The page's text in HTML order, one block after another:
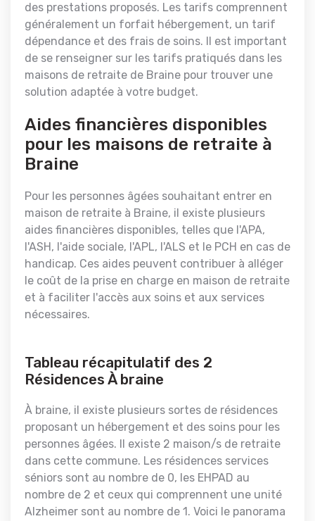
des prestations proposés. Les tarifs comprennent
généralement un forfait hébergement, un tarif
dépendance et des frais de soins. Il est important
de se renseigner sur les tarifs pratiqués dans les
maisons de retraite de Braine pour trouver une
solution adaptée à votre budget.
Aides financières disponibles
pour les maisons de retraite à
Braine
Pour les personnes âgées souhaitant entrer en
maison de retraite à Braine, il existe plusieurs
aides financières disponibles, telles que l'APA,
l'ASH, l'aide sociale, l'APL, l'ALS et le PCH en cas de
handicap. Ces aides peuvent contribuer à alléger
le coût de la prise en charge en maison de retraite
et à faciliter l'accès aux soins et aux services
nécessaires.
Tableau récapitulatif des 2
Résidences À braine
À braine, il existe plusieurs sortes de résidences
proposant un hébergement et des soins pour les
personnes âgées. Il existe 2 maison/s de retraite
dans cette commune. Les résidences services
séniors sont au nombre de 0, les EHPAD au
nombre de 2 et ceux qui comprennent une unité
Alzheimer sont au nombre de 1. Voici le panorama